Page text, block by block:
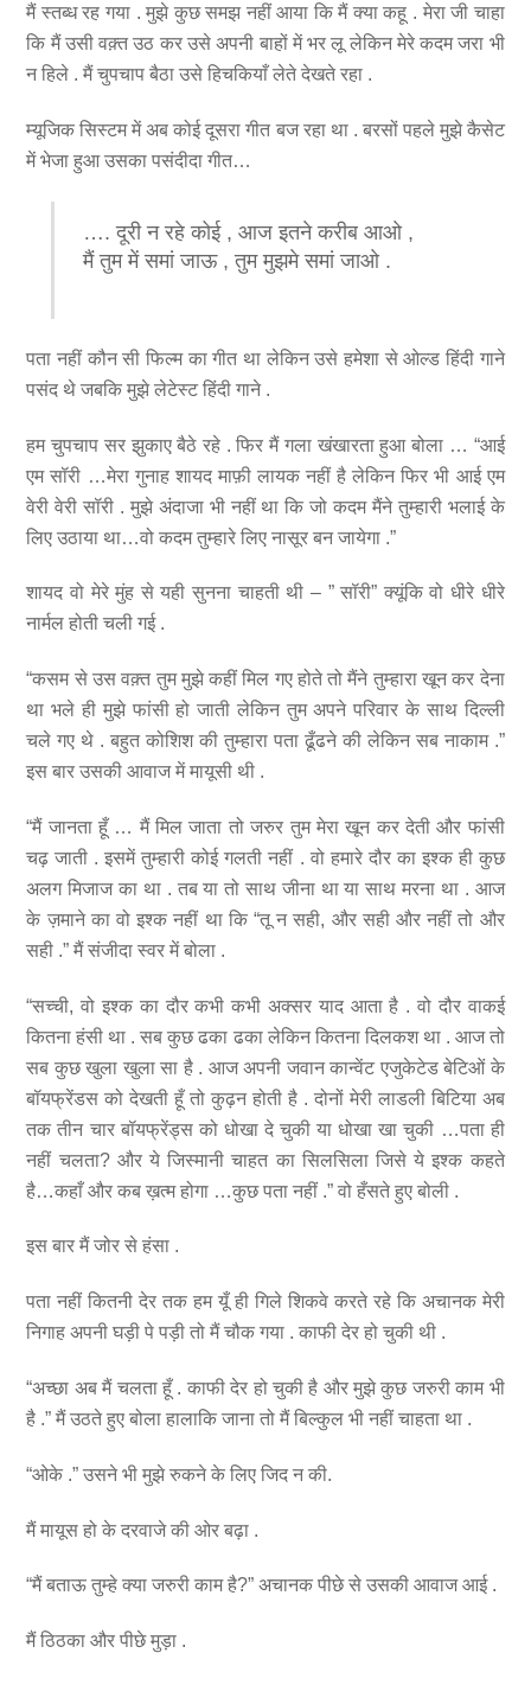
मैं स्तब्ध रह गया . मुझे कुछ समझ नहीं आया कि मैं क्या कहू . मेरा जी चाहा
कि मैं उसी वक़्त उठ कर उसे अपनी बाहों में भर लू लेकिन मेरे कदम जरा भी
न हिले . मैं चुपचाप बैठा उसे हिचकियाँ लेते देखते रहा .
म्यूजिक सिस्टम में अब कोई दूसरा गीत बज रहा था . बरसों पहले मुझे कैसेट
में भेजा हुआ उसका पसंदीदा गीत…
…. दूरी न रहे कोई , आज इतने करीब आओ ,
मैं तुम में समां जाऊ , तुम मुझमे समां जाओ .
पता नहीं कौन सी फिल्म का गीत था लेकिन उसे हमेशा से ओल्ड हिंदी गाने
पसंद थे जबकि मुझे लेटेस्ट हिंदी गाने .
हम चुपचाप सर झुकाए बैठे रहे . फिर मैं गला खंखारता हुआ बोला … “आई
एम सॉरी …मेरा गुनाह शायद माफ़ी लायक नहीं है लेकिन फिर भी आई एम
वेरी वेरी सॉरी . मुझे अंदाजा भी नहीं था कि जो कदम मैंने तुम्हारी भलाई के
लिए उठाया था…वो कदम तुम्हारे लिए नासूर बन जायेगा .”
शायद वो मेरे मुंह से यही सुनना चाहती थी – ” सॉरी” क्यूंकि वो धीरे धीरे
नार्मल होती चली गई .
“कसम से उस वक़्त तुम मुझे कहीं मिल गए होते तो मैंने तुम्हारा खून कर देना
था भले ही मुझे फांसी हो जाती लेकिन तुम अपने परिवार के साथ दिल्ली
चले गए थे . बहुत कोशिश की तुम्हारा पता ढूँढने की लेकिन सब नाकाम .”
इस बार उसकी आवाज में मायूसी थी .
“मैं जानता हूँ … मैं मिल जाता तो जरुर तुम मेरा खून कर देती और फांसी
चढ़ जाती . इसमें तुम्हारी कोई गलती नहीं . वो हमारे दौर का इश्क ही कुछ
अलग मिजाज का था . तब या तो साथ जीना था या साथ मरना था . आज
के ज़माने का वो इश्क नहीं था कि “तू न सही, और सही और नहीं तो और
सही .” मैं संजीदा स्वर में बोला .
“सच्ची, वो इश्क का दौर कभी कभी अक्सर याद आता है . वो दौर वाकई
कितना हंसी था . सब कुछ ढका ढका लेकिन कितना दिलकश था . आज तो
सब कुछ खुला खुला सा है . आज अपनी जवान कान्वेंट एजुकेटेड बेटिओं के
बॉयफ्रेंडस को देखती हूँ तो कुढ़न होती है . दोनों मेरी लाडली बिटिया अब
तक तीन चार बॉयफ्रेंड्स को धोखा दे चुकी या धोखा खा चुकी …पता ही
नहीं चलता? और ये जिस्मानी चाहत का सिलसिला जिसे ये इश्क कहते
है…कहाँ और कब ख़त्म होगा …कुछ पता नहीं .” वो हँसते हुए बोली .
इस बार मैं जोर से हंसा .
पता नहीं कितनी देर तक हम यूँ ही गिले शिकवे करते रहे कि अचानक मेरी
निगाह अपनी घड़ी पे पड़ी तो मैं चौक गया . काफी देर हो चुकी थी .
“अच्छा अब मैं चलता हूँ . काफी देर हो चुकी है और मुझे कुछ जरुरी काम भी
है .” मैं उठते हुए बोला हालाकि जाना तो मैं बिल्कुल भी नहीं चाहता था .
“ओके .” उसने भी मुझे रुकने के लिए जिद न की.
मैं मायूस हो के दरवाजे की ओर बढ़ा .
“मैं बताऊ तुम्हे क्या जरुरी काम है?” अचानक पीछे से उसकी आवाज आई .
मैं ठिठका और पीछे मुड़ा .